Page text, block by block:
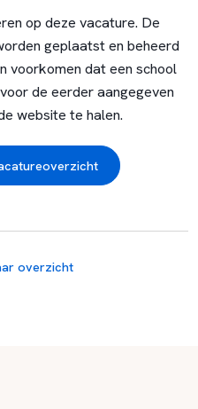
op deze vacature. De
geplaatst en beheerd
voorkomen dat een school
de eerder aangegeven
website te halen.
overzicht